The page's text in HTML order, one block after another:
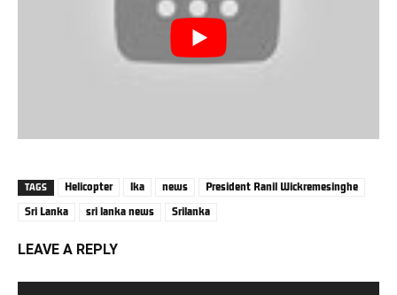
TAGS Helicopter lka news
President Ranil Wickremesinghe
Sri Lanka
sri lanka news Srilanka
LEAVE A REPLY